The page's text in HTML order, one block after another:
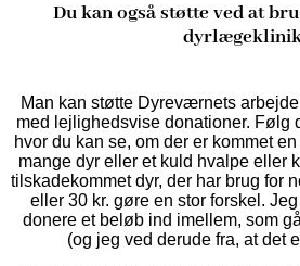
Du kan også støtte ved at
Man kan støtte Dyreværnets
med lejlighedsvise donationer. Følg
hvor du kan se, om der er kommet
mange dyr eller et kuld hvalpe eller
tilskadekommet dyr, der har brug for
eller 30 kr. gøre en stor forskel.
donere et beløb ind imellem, som
(og jeg ved derude fra, at det